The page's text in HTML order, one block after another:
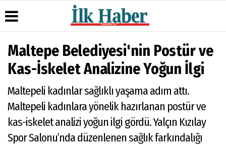
Üye Paneli
Haber
Arşivi
Gazete
Arşivi
Günün
Haberleri
Hava
Durumu
Gazete
Manşetleri
Anketler
Biyografiler
Yazarları
Galeri
Foto
Galeri
Künye
İletişim
Çerez
Gizlilik
İlkeleri
Maltepe Belediyesi'nin Postür ve
Kas-İskelet Analizine Yoğun İlgi
Maltepeli kadınlar sağlıklı yaşama adım attı.
Maltepeli kadınlara yönelik hazırlanan postür ve
kas-iskelet analizi yoğun ilgi gördü. Yalçın Kızılay
Spor Salonu’nda düzenlenen sağlık farkındalığı